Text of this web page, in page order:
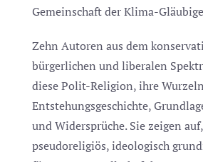
Gemeinschaft der Klima-
Zehn Autoren aus dem
bürgerlichen und liberalen
diese Polit-Religion, ihre
Entstehungsgeschichte,
und Widersprüche. Sie zeigen
pseudoreligiös, ideologisch